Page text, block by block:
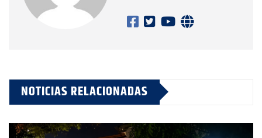
NOTICIAS RELACIONADAS